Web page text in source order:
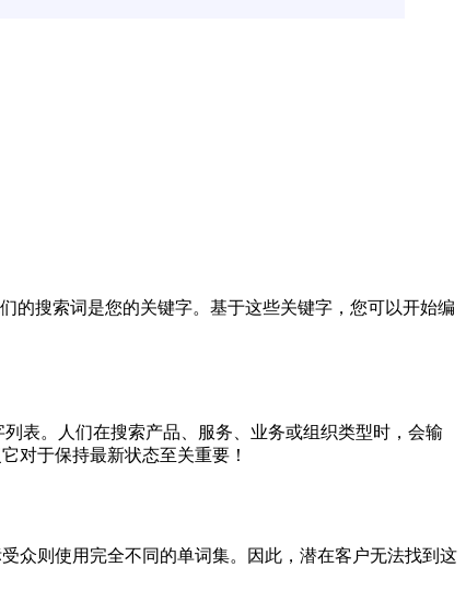
的搜索词是您的关键字。基于这些关键字，您可以开始编
表。人们在搜索产品、服务、业务或组织类型时，会输
对于保持最新状态至关重要！
众则使用完全不同的单词集。因此，潜在客户无法找到这